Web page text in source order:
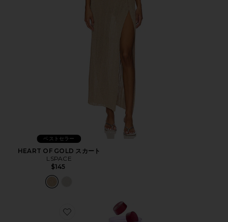
ベストセラー
HEART OF GOLD スカート
LSPACE
$145
Favorite CHILL ビタミングミ